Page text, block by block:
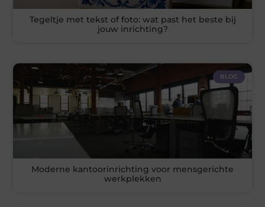
Tegeltje met tekst of foto: wat past het beste bij
jouw inrichting?
BLOG
Moderne kantoorinrichting voor mensgerichte
werkplekken